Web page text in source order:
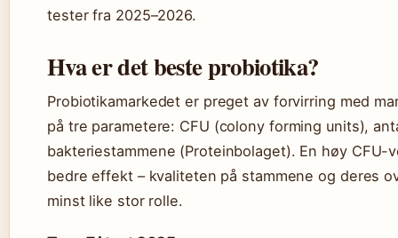
tester fra 2025–2026.
Hva er det beste probiotika?
Probiotikamarkedet er preget av forvirring med
på tre parametere: CFU (colony forming units),
bakteriestammene (Proteinbolaget). En høy
bedre effekt – kvaliteten på stammene og deres
minst like stor rolle.